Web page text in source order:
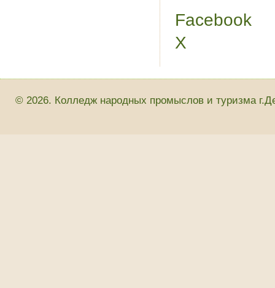
Facebook
X
© 2026. Колледж народных промыслов и туризма